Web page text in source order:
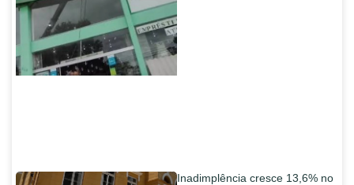
Inadimplência cresce 13,6% no